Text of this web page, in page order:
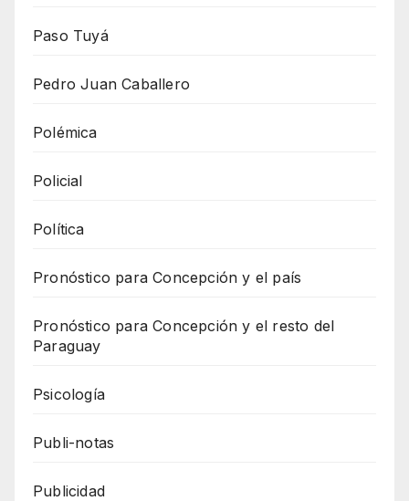
Paso Tuyá
Pedro Juan Caballero
Polémica
Policial
Política
Pronóstico para Concepción y el país
Pronóstico para Concepción y el resto del
Paraguay
Psicología
Publi-notas
Publicidad